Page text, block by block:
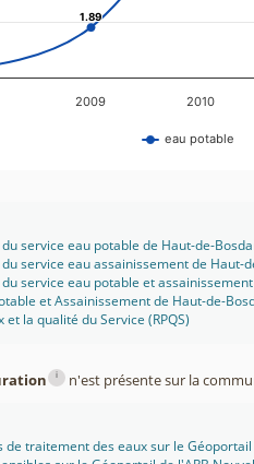
1.89
1.89
eau potable
2009 2010
service eau potable de Haut-de-
service eau assainissement de Haut-
service eau potable et
et Assainissement de Haut-de-
la qualité du Service (RPQS)
i n'est présente sur la
de traitement des eaux sur le Géoportail